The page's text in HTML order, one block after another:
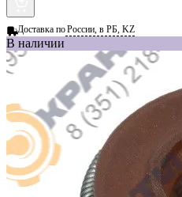
Доставка поРоссии, в РБ, KZ
В наличии